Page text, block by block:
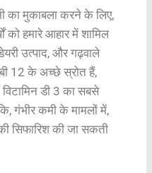
का मुकाबला करने के लिए,
को हमारे आहार में शामिल
उत्पाद, और गढ़वाले
बी 12 के अच्छे स्रोत हैं,
डी 3 का सबसे
गंभीर कमी के मामलों में,
सिफारिश की जा सकती